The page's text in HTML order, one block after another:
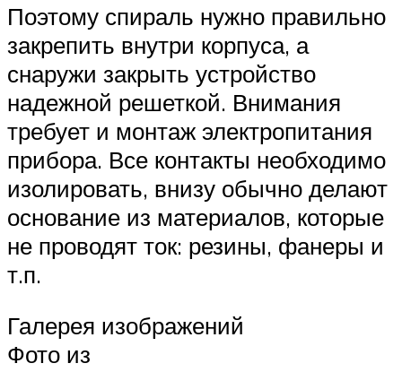
Поэтому спираль нужно правильно
закрепить внутри корпуса, а
снаружи закрыть устройство
надежной решеткой. Внимания
требует и монтаж электропитания
прибора. Все контакты необходимо
изолировать, внизу обычно делают
основание из материалов, которые
не проводят ток: резины, фанеры и
т.п.
Галерея изображений
Фото из